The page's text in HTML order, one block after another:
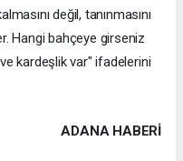
değil, tanınmasını
Hangi bahçeye girseniz
kardeşlik var" ifadelerini
ADANA HABERİ